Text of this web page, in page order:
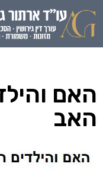
האם
האב